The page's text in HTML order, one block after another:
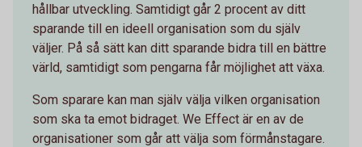
hållbar utveckling. Samtidigt går 2 procent av ditt
sparande till en ideell organisation som du själv
väljer. På så sätt kan ditt sparande bidra till en bättre
värld, samtidigt som pengarna får möjlighet att växa.
Som sparare kan man själv välja vilken organisation
som ska ta emot bidraget. We Effect är en av de
organisationer som går att välja som förmånstagare.